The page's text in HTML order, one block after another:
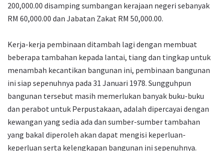
200,000.00 disamping sumbangan kerajaan negeri sebanyak
RM 60,000.00 dan Jabatan Zakat RM 50,000.00.
Kerja-kerja pembinaan ditambah lagi dengan membuat
beberapa tambahan kepada lantai, tiang dan tingkap untuk
menambah kecantikan bangunan ini, pembinaan bangunan
ini siap sepenuhnya pada 31 Januari 1978. Sungguhpun
bangunan tersebut masih memerlukan banyak buku-buku
dan perabot untuk Perpustakaan, adalah dipercayai dengan
kewangan yang sedia ada dan sumber-sumber tambahan
yang bakal diperoleh akan dapat mengisi keperluan-
keperluan serta kelengkapan bangunan ini sepenuhnya.